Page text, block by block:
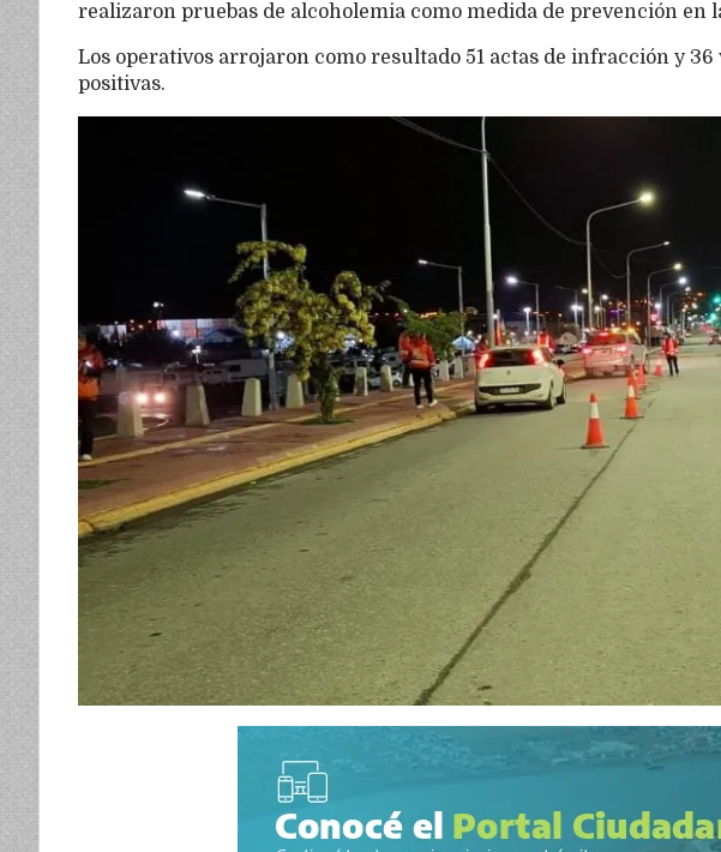
realizaron pruebas de alcoholemia como medida de prevención en
Los operativos arrojaron como resultado 51 actas de infracción y
positivas.